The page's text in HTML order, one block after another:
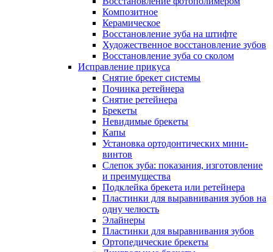
Композитное
Керамическое
Восстановление зуба на штифте
Художественное восстановление зубов
Восстановление зуба со сколом
Исправление прикуса
Снятие брекет системы
Починка ретейнера
Снятие ретейнера
Брекеты
Невидимые брекеты
Капы
Установка ортодонтических мини-
винтов
Слепок зуба: показания, изготовление
и преимущества
Подклейка брекета или ретейнера
Пластинки для выравнивания зубов на
одну челюсть
Элайнеры
Пластинки для выравнивания зубов
Ортопедические брекеты